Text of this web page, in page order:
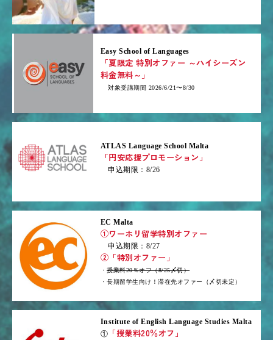
Easy School of Languages
「夏限定 特別オファー ～ハイシーズン
料金無料～」
対象受講期間 2026/6/21〜8/30
ATLAS Language School Malta
「円安応援プロモーション」
申込期限：8/26
EC Malta
①ワーホリ留学特別オファー
申込期限：8/27
②「特別オファー」
・授業料20％オフ（8/25〆切）
・長期留学生向け！滞在先オファー（〆切未定）
Institute of English Language Studies Malta
① 「授業料20％オフ」